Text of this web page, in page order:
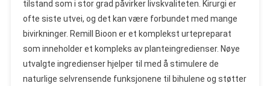
–
Anmeldelser,
Ingredienser,
Dosering,
Butikk,
Hvor
tilstand som i stor grad påvirker livskvaliteten. Kirurgi er
ofte siste utvei, og det kan være forbundet med mange
bivirkninger. Remill Bioon er et komplekst urtepreparat
som inneholder et kompleks av planteingredienser. Nøye
utvalgte ingredienser hjelper til med å stimulere de
naturlige selvrensende funksjonene til bihulene og støtter